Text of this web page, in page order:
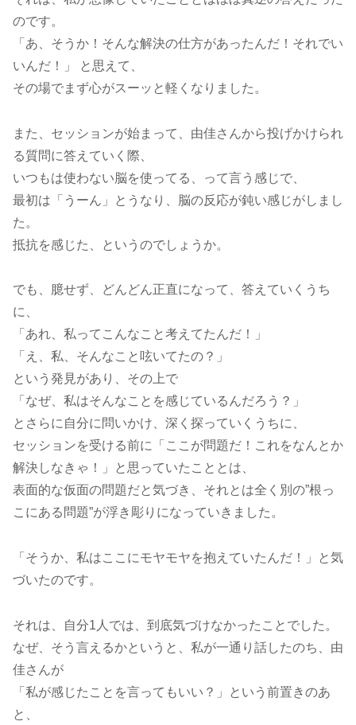
のです。
「あ、そうか！そんな解決の仕方があったんだ！それでい
いんだ！」 と思えて、
その場でまず心がスーッと軽くなりました。
また、セッションが始まって、由佳さんから投げかけられ
る質問に答えていく際、
いつもは使わない脳を使ってる、って言う感じで、
最初は「うーん」とうなり、脳の反応が鈍い感じがしまし
た。
抵抗を感じた、というのでしょうか。
でも、臆せず、どんどん正直になって、答えていくうち
に、
「あれ、私ってこんなこと考えてたんだ！」
「え、私、そんなこと呟いてたの？」
という発見があり、その上で
「なぜ、私はそんなことを感じているんだろう？」
とさらに自分に問いかけ、深く探っていくうちに、
セッションを受ける前に「ここが問題だ！これをなんとか
解決しなきゃ！」と思っていたこととは、
表面的な仮面の問題だと気づき、それとは全く別の”根っ
こにある問題”が浮き彫りになっていきました。
「そうか、私はここにモヤモヤを抱えていたんだ！」と気
づいたのです。
それは、自分1人では、到底気づけなかったことでした。
なぜ、そう言えるかというと、私が一通り話したのち、由
佳さんが
「私が感じたことを言ってもいい？」という前置きのあ
と、